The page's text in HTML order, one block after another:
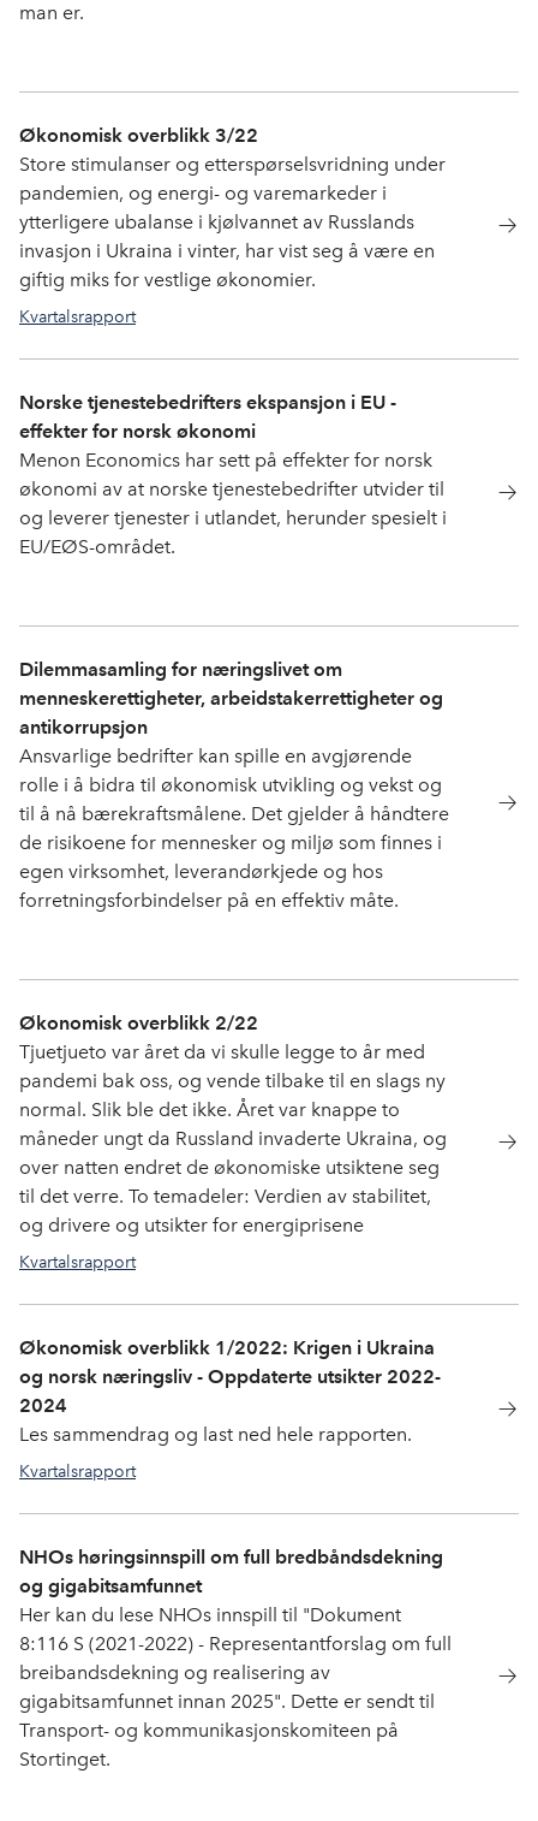
man er.
Økonomisk overblikk 3/22
Store stimulanser og etterspørselsvridning under
pandemien, og energi- og varemarkeder i
ytterligere ubalanse i kjølvannet av Russlands
invasjon i Ukraina i vinter, har vist seg å være en
giftig miks for vestlige økonomier.
Kvartalsrapport
Norske tjenestebedrifters ekspansjon i EU -
effekter for norsk økonomi
Menon Economics har sett på effekter for norsk
økonomi av at norske tjenestebedrifter utvider til
og leverer tjenester i utlandet, herunder spesielt i
EU/EØS-området.
Dilemmasamling for næringslivet om
menneskerettigheter, arbeidstakerrettigheter og
antikorrupsjon
Ansvarlige bedrifter kan spille en avgjørende
rolle i å bidra til økonomisk utvikling og vekst og
til å nå bærekraftsmålene. Det gjelder å håndtere
de risikoene for mennesker og miljø som finnes i
egen virksomhet, leverandørkjede og hos
forretningsforbindelser på en effektiv måte.
Økonomisk overblikk 2/22
Tjuetjueto var året da vi skulle legge to år med
pandemi bak oss, og vende tilbake til en slags ny
normal. Slik ble det ikke. Året var knappe to
måneder ungt da Russland invaderte Ukraina, og
over natten endret de økonomiske utsiktene seg
til det verre. To temadeler: Verdien av stabilitet,
og drivere og utsikter for energiprisene
Kvartalsrapport
Økonomisk overblikk 1/2022: Krigen i Ukraina
og norsk næringsliv - Oppdaterte utsikter 2022-
2024
Les sammendrag og last ned hele rapporten.
Kvartalsrapport
NHOs høringsinnspill om full bredbåndsdekning
og gigabitsamfunnet
Her kan du lese NHOs innspill til "Dokument
8:116 S (2021-2022) - Representantforslag om full
breibandsdekning og realisering av
gigabitsamfunnet innan 2025". Dette er sendt til
Transport- og kommunikasjonskomiteen på
Stortinget.